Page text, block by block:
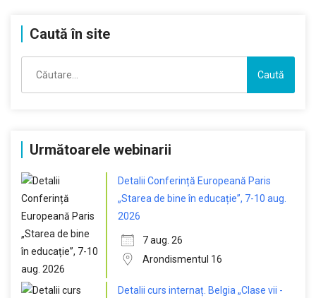
Caută în site
după:
Următoarele webinarii
Detalii Conferință Europeană Paris
„Starea de bine în educație”, 7-10 aug.
2026
7 aug. 26
Arondismentul 16
Detalii curs internaț. Belgia „Clase vii -